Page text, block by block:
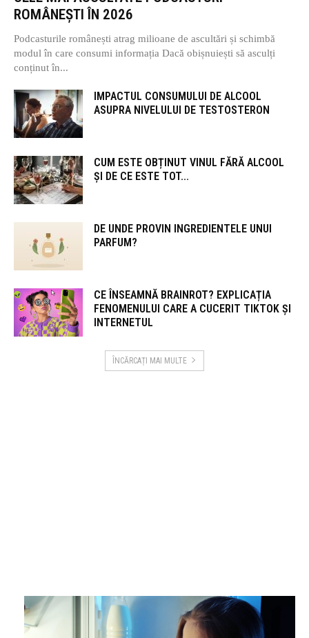
ROMÂNEȘTI ÎN 2026
Podcasturile românești atrag milioane de ascultări și schimbă
modul în care consumi informația Dacă obișnuiești să asculți
conținut în...
IMPACTUL CONSUMULUI DE ALCOOL
ASUPRA NIVELULUI DE TESTOSTERON
CUM ESTE OBȚINUT VINUL FĂRĂ ALCOOL
ȘI DE CE ESTE TOT...
DE UNDE PROVIN INGREDIENTELE UNUI
PARFUM?
CE ÎNSEAMNĂ BRAINROT? EXPLICAȚIA
FENOMENULUI CARE A CUCERIT TIKTOK ȘI
INTERNETUL
ÎNCĂRCAȚI MAI MULTE